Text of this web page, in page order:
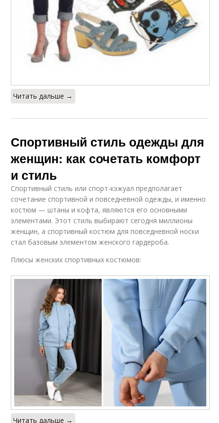
Читать дальше →
Спортивный стиль одежды для
женщин: как сочетать комфорт
и стиль
Спортивный стиль или спорт-кэжуал предполагает
сочетание спортивной и повседневной одежды, и именно
костюм — штаны и кофта, являются его основными
элементами. Этот стиль выбирают сегодня миллионы
женщин, а спортивный костюм для повседневной носки
стал базовым элементом женского гардероба.
Плюсы женских спортивных костюмов:
Читать дальше →